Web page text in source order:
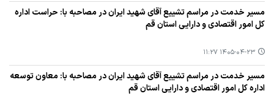
مسیر خدمت در مراسم تشییع آقای شهید ایران در مصاحبه با: حراست اداره
کل امور اقتصادی و دارایی استان قم
۱۴۰۵-۰۴-۲۳ ۱۱:۲۷
مسیر خدمت در مراسم تشییع آقای شهید ایران در مصاحبه با: معاون توسعه
اداره کل امور اقتصادی و دارایی استان قم